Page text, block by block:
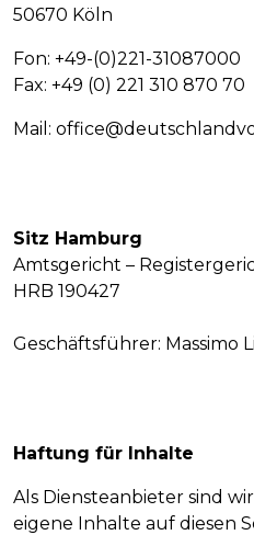
50670 Köln
Fon: +49-(0)221-31087000
Fax: +49 (0) 221 310 870 70
Mail:
Sitz Hamburg
Amtsgericht –
HRB 190427
Geschäftsführer: Massimo
Haftung für Inhalte
Als Diensteanbieter sind
eigene Inhalte auf diesen